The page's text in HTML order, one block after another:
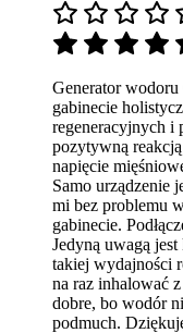
Generator
gabinecie
regeneracyjnych i
pozytywną
napięcie
Samo urządzenie
mi bez problemu
gabinecie.
Jedyną uwagą
takiej wydajności
na raz inhalować
dobre, bo wodór
podmuch.